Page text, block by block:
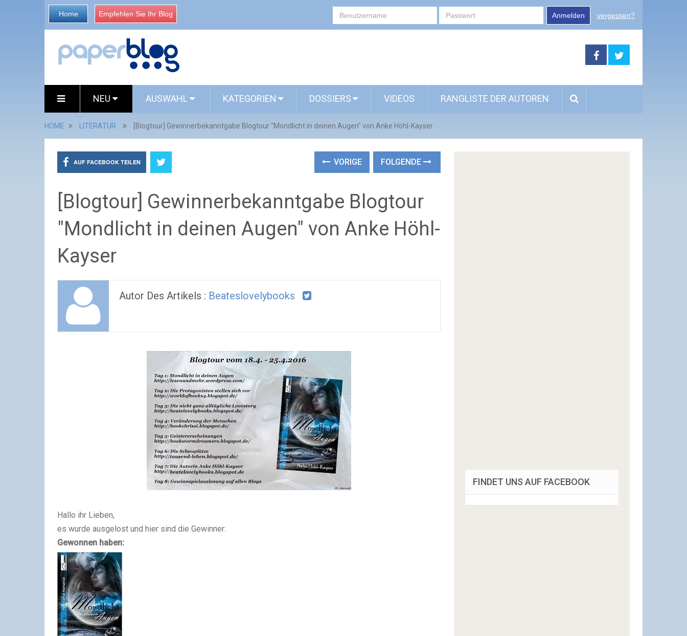
Home Empfehlen Sie Ihr Blog Anmelden vergessen?
NEU AUSWAHL KATEGORIEN DOSSIERS VIDEOS RANGLISTE DER AUTOREN
HOME LITERATUR [Blogtour] Gewinnerbekanntgabe Blogtour "Mondlicht in deinen Augen" von Anke Höhl-Kayser
AUF FACEBOOK TEILEN VORIGE FOLGENDE
[Blogtour] Gewinnerbekanntgabe Blogtour
"Mondlicht in deinen Augen" von Anke Höhl-
Kayser
Autor Des Artikels : Beateslovelybooks
Hallo ihr Lieben,
es wurde ausgelost und hier sind die Gewinner:
Gewonnen haben:
FINDET UNS AUF FACEBOOK